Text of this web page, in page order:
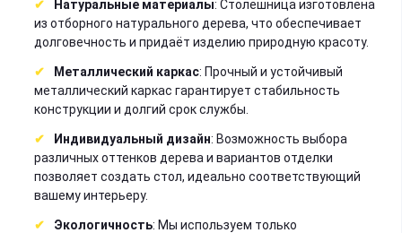
Натуральные материалы: Столешница изготовлена
из отборного натурального дерева, что обеспечивает
долговечность и придаёт изделию природную красоту.
Металлический каркас: Прочный и устойчивый
металлический каркас гарантирует стабильность
конструкции и долгий срок службы.
Индивидуальный дизайн: Возможность выбора
различных оттенков дерева и вариантов отделки
позволяет создать стол, идеально соответствующий
вашему интерьеру.
Экологичность: Мы используем только